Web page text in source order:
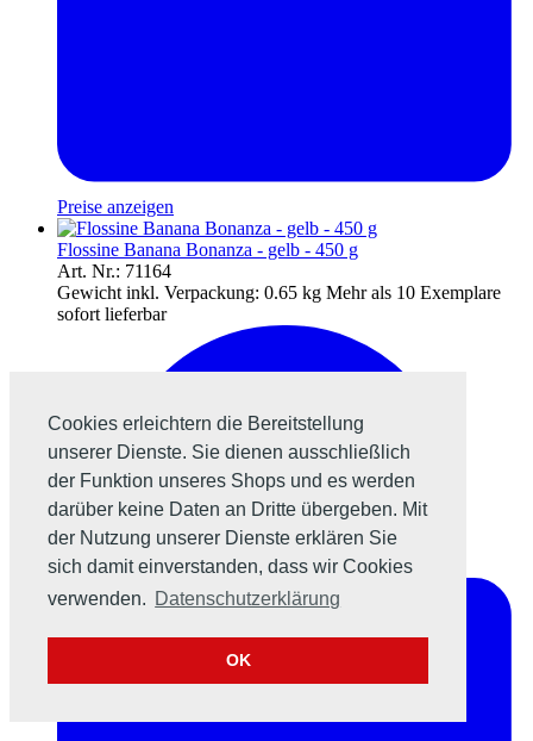
Cookies erleichtern die Bereitstellung
unserer Dienste. Sie dienen ausschließlich
der Funktion unseres Shops und es werden
darüber keine Daten an Dritte übergeben. Mit
der Nutzung unserer Dienste erklären Sie
sich damit einverstanden, dass wir Cookies
verwenden. Datenschutzerklärung
OK
Preise anzeigen
Flossine Banana Bonanza - gelb - 450 g
Art. Nr.: 71164
Gewicht inkl. Verpackung: 0.65 kg Mehr als 10 Exemplare
sofort lieferbar